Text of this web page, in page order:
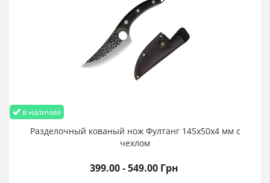
в наличии
Разделочный кованый нож Фултанг 145х50х4 мм с
чехлом
399.00 - 549.00 Грн